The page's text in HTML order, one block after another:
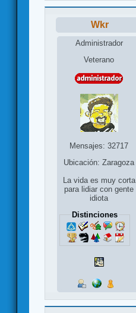
Wkr
Administrador
Veterano
Mensajes: 32717
Ubicación: Zaragoza
La vida es muy corta
para lidiar con gente
idiota
Distinciones